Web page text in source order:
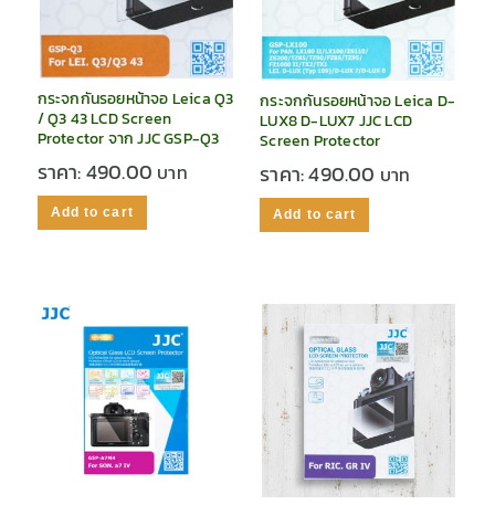
กระจกกันรอยหน้าจอ Leica Q3
/ Q3 43 LCD Screen
Protector จาก JJC GSP-Q3
ราคา:490.00
Add to cart
กระจกกันรอยหน้าจอ Leica D-
LUX8 D-LUX7 JJC LCD
Screen Protector
ราคา:490.00
Add to cart